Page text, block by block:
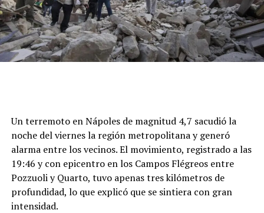
Un terremoto en Nápoles de magnitud 4,7 sacudió la
noche del viernes la región metropolitana y generó
alarma entre los vecinos. El movimiento, registrado a las
19:46 y con epicentro en los Campos Flégreos entre
Pozzuoli y Quarto, tuvo apenas tres kilómetros de
profundidad, lo que explicó que se sintiera con gran
intensidad.